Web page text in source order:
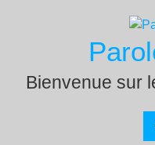
Bienvenue sur